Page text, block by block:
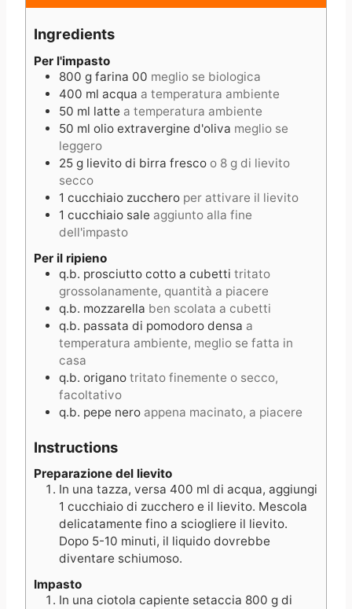
t
u
n
s
Ingredients
Per l'impasto
800 g farina 00 meglio se biologica
400 ml acqua a temperatura ambiente
50 ml latte a temperatura ambiente
50 ml olio extravergine d'oliva meglio se
leggero
25 g lievito di birra fresco o 8 g di lievito
secco
1 cucchiaio zucchero per attivare il lievito
1 cucchiaio sale aggiunto alla fine
dell'impasto
Per il ripieno
q.b. prosciutto cotto a cubetti tritato
grossolanamente, quantità a piacere
q.b. mozzarella ben scolata a cubetti
q.b. passata di pomodoro densa a
temperatura ambiente, meglio se fatta in
casa
q.b. origano tritato finemente o secco,
facoltativo
q.b. pepe nero appena macinato, a piacere
Instructions
Preparazione del lievito
In una tazza, versa 400 ml di acqua, aggiungi
1 cucchiaio di zucchero e il lievito. Mescola
delicatamente fino a sciogliere il lievito.
Dopo 5-10 minuti, il liquido dovrebbe
diventare schiumoso.
Impasto
In una ciotola capiente setaccia 800 g di